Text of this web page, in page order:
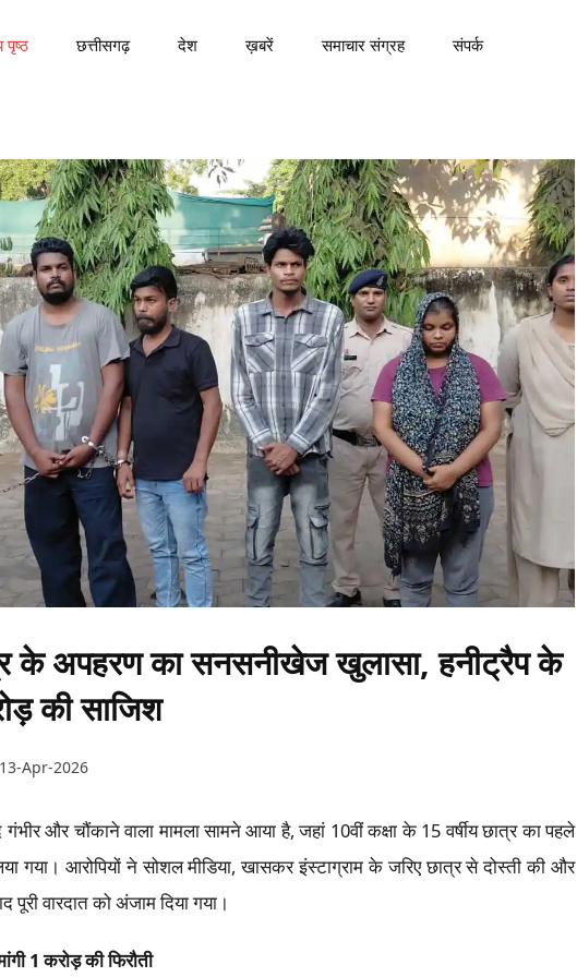
पृष्ठ छत्तीसगढ़ देश ख़बरें समाचार संग्रह संपर्क
के अपहरण का सनसनीखेज खुलासा, हनीट्रैप के
की साजिश
13-Apr-2026
गंभीर और चौंकाने वाला मामला सामने आया है, जहां 10वीं कक्षा के 15 वर्षीय छात्र का
लिया गया। आरोपियों ने सोशल मीडिया, खासकर इंस्टाग्राम के जरिए छात्र से दोस्ती
बाद पूरी वारदात को अंजाम दिया गया।
1 करोड़ की फिरौती